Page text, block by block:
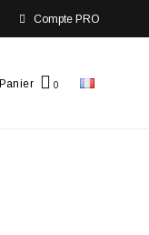
Compte PRO
Panier